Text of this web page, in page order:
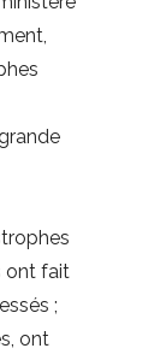
ont fait
;
ont